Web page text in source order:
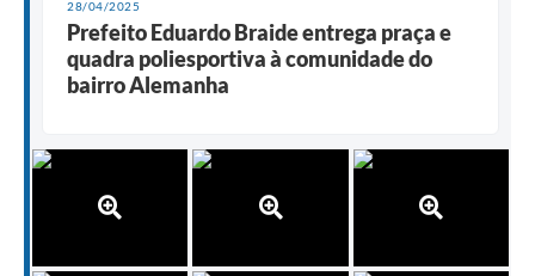
28/04/2025
Prefeito Eduardo Braide entrega praça e
quadra poliesportiva à comunidade do
bairro Alemanha